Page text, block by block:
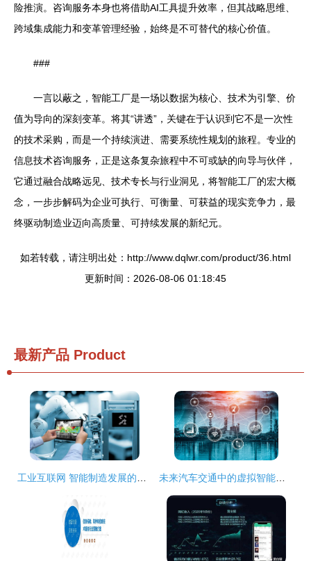
险推演。咨询服务本身也将借助AI工具提升效率，但其战略思维、
跨域集成能力和变革管理经验，始终是不可替代的核心价值。
###
一言以蔽之，智能工厂是一场以数据为核心、技术为引擎、价
值为导向的深刻变革。将其“讲透”，关键在于认识到它不是一次性
的技术采购，而是一个持续演进、需要系统性规划的旅程。专业的
信息技术咨询服务，正是这条复杂旅程中不可或缺的向导与伙伴，
它通过融合战略远见、技术专长与行业洞见，将智能工厂的宏大概
念，一步步解码为企业可执行、可衡量、可获益的现实竞争力，最
终驱动制造业迈向高质量、可持续发展的新纪元。
如若转载，请注明出处：http://www.dqlwr.com/product/36.html
更新时间：2026-08-06 01:18:45
最新产品 Product